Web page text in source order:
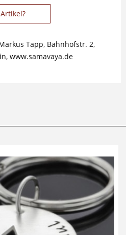
Tapp, Bahnhofstr. 2,
www.samavaya.de